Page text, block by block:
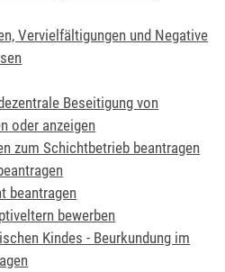
Vervielfältigungen und Negative
Beseitigung von
oder anzeigen
zum Schichtbetrieb beantragen
beantragen
bewerben
Kindes - Beurkundung im